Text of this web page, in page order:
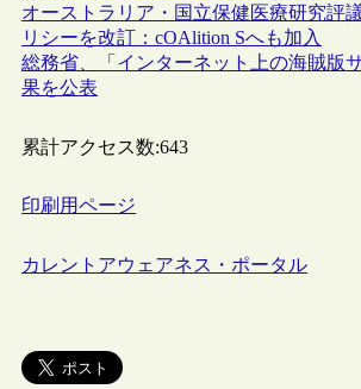
オーストラリア・国立保健医療研究評
リシーを改訂：cOAlition Sへも加入
総務省、「インターネット上の海賊
果を公表
累計アクセス数:643
印刷用ページ
カレントアウェアネス・ポータル